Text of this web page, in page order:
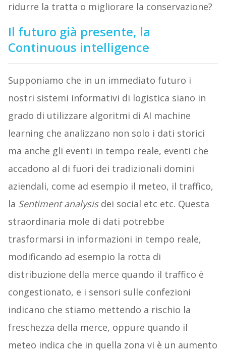
ridurre la tratta o migliorare la conservazione?
Il futuro già presente, la
Continuous intelligence
Supponiamo che in un immediato futuro i
nostri sistemi informativi di logistica siano in
grado di utilizzare algoritmi di AI machine
learning che analizzano non solo i dati storici
ma anche gli eventi in tempo reale, eventi che
accadono al di fuori dei tradizionali domini
aziendali, come ad esempio il meteo, il traffico,
la Sentiment analysisdei social etc etc. Questa
straordinaria mole di dati potrebbe
trasformarsi in informazioni in tempo reale,
modificando ad esempio la rotta di
distribuzione della merce quando il traffico è
congestionato, e i sensori sulle confezioni
indicano che stiamo mettendo a rischio la
freschezza della merce, oppure quando il
meteo indica che in quella zona vi è un aumento